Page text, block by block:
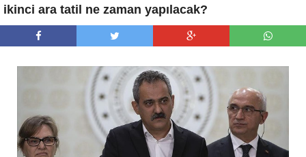
ikinci ara tatil ne zaman yapılacak?